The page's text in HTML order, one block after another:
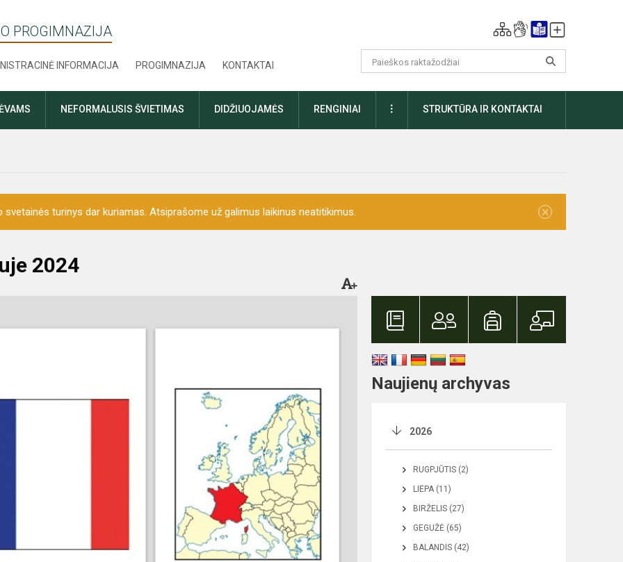
PROGIMNAZIJA
INFORMACIJA PROGIMNAZIJA KONTAKTAI
NEFORMALUSIS ŠVIETIMAS DIDŽIUOJAMĖS RENGINIAI DAUGIAUSTRUKTŪRA IR KONTAKTAI
svetainės turinys dar kuriamas. Atsiprašome už galimus laikinus neatitikimus. ×
2024
Naujienų archyvas
2026
RUGPJŪTIS (2)
LIEPA (11)
BIRŽELIS (27)
GEGUŽĖ (65)
BALANDIS (42)